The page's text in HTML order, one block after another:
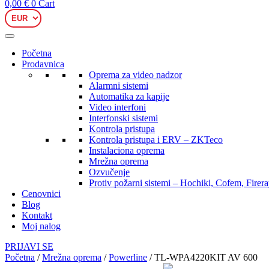
0,00 € 0 Cart
Početna
Prodavnica
Oprema za video nadzor
Alarmni sistemi
Automatika za kapije
Video interfoni
Interfonski sistemi
Kontrola pristupa
Kontrola pristupa i ERV – ZKTeco
Instalaciona oprema
Mrežna oprema
Ozvučenje
Protiv požarni sistemi – Hochiki, Cofem,
Cenovnici
Blog
Kontakt
Moj nalog
PRIJAVI SE
Početna /Mrežna oprema /Powerline / TL-WPA4220KIT AV 600